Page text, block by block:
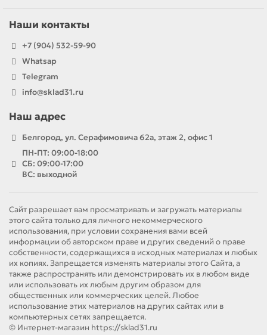
Наши контакты
+7 (904) 532-59-90
Whatsap
Telegram
info@sklad31.ru
Наш адрес
Белгород, ул. Серафимовича 62а, этаж 2, офис 1
ПН-ПТ: 09:00-18:00
СБ: 09:00-17:00
ВС: выходной
Сайт разрешает вам просматривать и загружать материалы
этого сайта только для личного некоммерческого
использования, при условии сохранения вами всей
информации об авторском праве и других сведений о праве
собственности, содержащихся в исходных материалах и любых
их копиях. Запрещается изменять материалы этого Сайта, а
также распространять или демонстрировать их в любом виде
или использовать их любым другим образом для
общественных или коммерческих целей. Любое
использование этих материалов на других сайтах или в
компьютерных сетях запрещается.
© Интернет-магазин https://sklad31.ru